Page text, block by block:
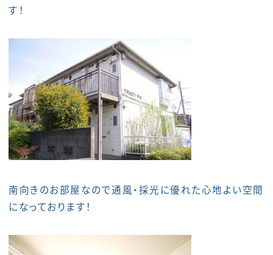
す！
南向きのお部屋なので通風・採光に優れた心地よい空間
になっております！